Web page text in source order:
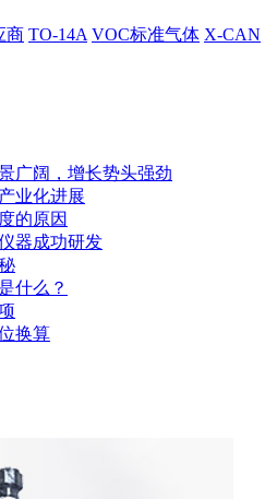
商 TO-14A VOC标准气体 X-CAN
广阔，增长势头强劲
业化进展
的原因
器成功研发
什么？
换算